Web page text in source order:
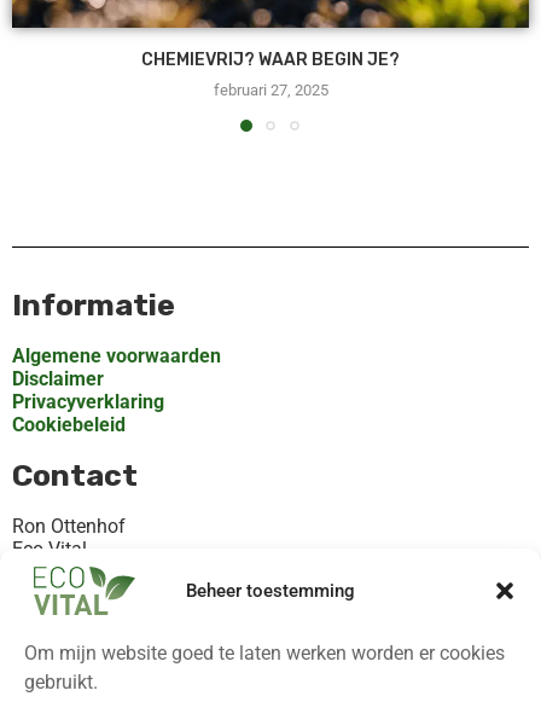
Beheer toestemming
Om mijn website goed te laten werken worden er cookies
gebruikt.
CHEMIEVRIJ? WAAR BEGIN JE?
februari 27, 2025
Informatie
Algemene voorwaarden
Disclaimer
Privacyverklaring
Cookiebeleid
Contact
Ron Ottenhof
Eco-Vital
Rooilaan 30, Valthermond
KvK 82368872
+31621119102
Contact@eco-vital.nl